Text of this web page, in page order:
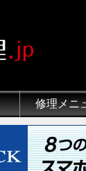
修理メニ
iPhone 画面
iPhone 液晶
iPhoneバッテ
iPhone 水没
iPhone ホー
iPhone カメ
iPhone スピ
iPhone 自己
iPhone 水没
iPad修理メニ
iPod修理メニ